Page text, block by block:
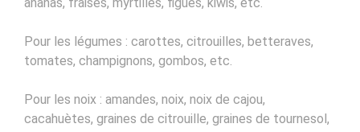
Pour les légumes : carottes, citrouilles, betteraves,
tomates, champignons, gombos, etc.
Pour les noix : amandes, noix, noix de cajou,
cacahuètes, graines de citrouille, graines de tournesol,